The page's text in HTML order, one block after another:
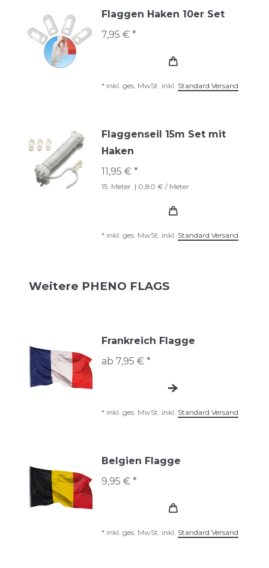
Flaggen Haken 10er Set
7,95 € *
* inkl. ges. MwSt. inkl. Standard Versand
Flaggenseil 15m Set mit
Haken
11,95 € *
15 Meter | 0,80 € / Meter
* inkl. ges. MwSt. inkl. Standard Versand
Weitere PHENO FLAGS
Frankreich Flagge
ab 7,95 € *
* inkl. ges. MwSt. inkl. Standard Versand
Belgien Flagge
9,95 € *
* inkl. ges. MwSt. inkl. Standard Versand